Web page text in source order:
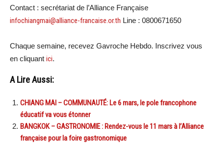
Contact : secrétariat de l’Alliance Française
infochiangmai@alliance-francaise.or.th Line : 0800671650
Chaque semaine, recevez Gavroche Hebdo. Inscrivez vous
en cliquant ici.
A Lire Aussi:
CHIANG MAI – COMMUNAUTÉ: Le 6 mars, le pole francophone
éducatif va vous étonner
BANGKOK – GASTRONOMIE : Rendez-vous le 11 mars à l’Alliance
française pour la foire gastronomique